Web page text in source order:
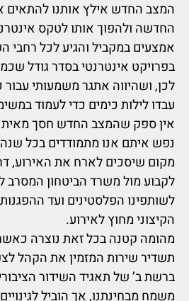
המצב החדש אילץ אותנו להתאים
החדשה ולהפוך אותו לטקס
אמצעים במקביל והגיע לכל רחבי
בפרויקט אינטרנטי בסדר גודל
לכן, ושהיווה אתגר משמעותי
עבדו לילות כימים כדי לעמוד
אין ספק שהמצב החדש חסך
נפש איתם אנו מתמודדים בכל
מקום שיסכים לארח את האירוע,
לקבוע מול משרד הביטחון המסרב
לשותפינו הפלסטינים ועד
הקיצוני מחוץ לאירוע.
מהומה קטנה בכל זאת נוצרה
תשדיר שירות המזמין את הקהל
ברשת ב’ של תאגיד השידור
משמח מבחינתנו, אך הוביל